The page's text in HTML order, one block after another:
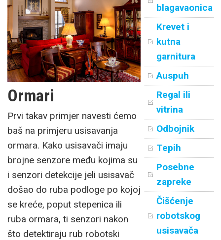
blagavaonica
Krevet i
kutna
garnitura
Auspuh
Regal ili
vitrina
Odbojnik
Tepih
Posebne
zapreke
Čišćenje
robotskog
usisavača
Ormari
Prvi takav primjer navesti ćemo
baš na primjeru usisavanja
ormara. Kako usisavači imaju
brojne senzore među kojima su
i senzori detekcije jeli usisavač
došao do ruba podloge po kojoj
se kreće, poput stepenica ili
ruba ormara, ti senzori nakon
što detektiraju rub robotski